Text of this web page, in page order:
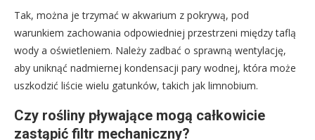
Tak, można je trzymać w akwarium z pokrywą, pod
warunkiem zachowania odpowiedniej przestrzeni między taflą
wody a oświetleniem. Należy zadbać o sprawną wentylację,
aby uniknąć nadmiernej kondensacji pary wodnej, która może
uszkodzić liście wielu gatunków, takich jak limnobium.
Czy rośliny pływające mogą całkowicie
zastąpić filtr mechaniczny?